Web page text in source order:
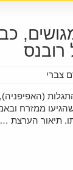
צברי
ההתגלות
ממזרח
תיאור הערצת …